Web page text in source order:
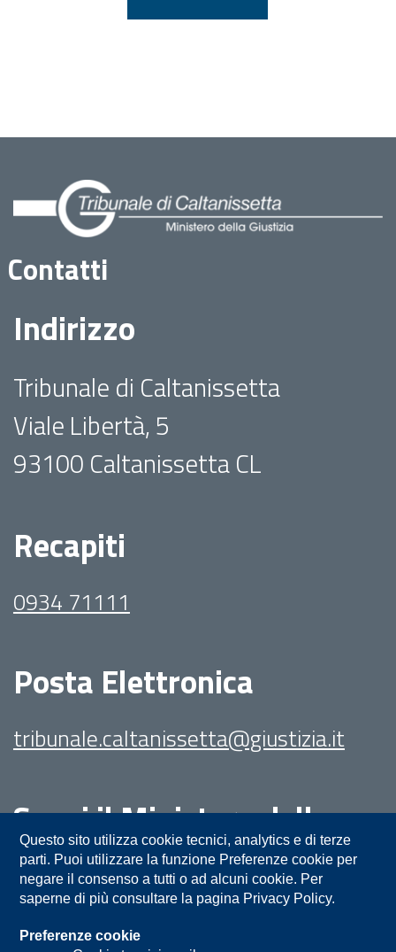
Contatti
Indirizzo
Tribunale di Caltanissetta
Viale Libertà, 5
93100 Caltanissetta CL
Recapiti
0934 71111
Posta Elettronica
tribunale.caltanissetta@giustizia.it
Segui il Ministero della
Giustizia su:
Questo sito utilizza cookie tecnici, analytics e di terze
parti. Puoi utilizzare la funzione Preferenze cookie per
negare il consenso a tutti o ad alcuni cookie. Per
saperne di più consultare la pagina Privacy Policy.
Preferenze cookie